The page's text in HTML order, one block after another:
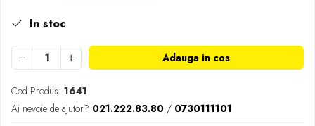
Benzi desenate
Carte prescolara
Carti de colorat
Literatura si fictiune
In stoc
Adauga in cos
Cod Produs: 1641
Ai nevoie de ajutor? 021.222.83.80 / 0730111101